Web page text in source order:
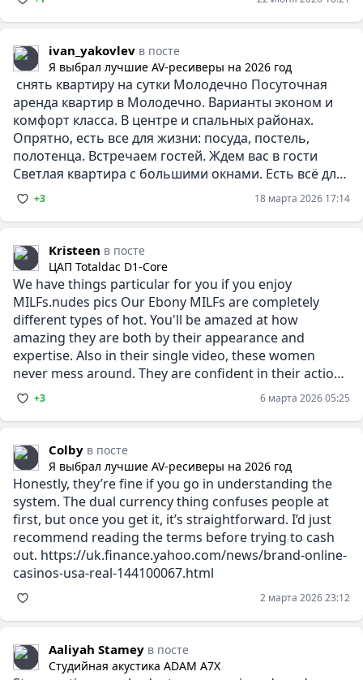
ivan_yakovlev в посте
Я выбрал лучшие AV-ресиверы на 2026 год
снять квартиру на сутки Молодечно Посуточная
аренда квартир в Молодечно. Варианты эконом и
комфорт класса. В центре и спальных районах.
Опрятно, есть все для жизни: посуда, постель,
полотенца. Встречаем гостей. Ждем вас в гости
Светлая квартира с большими окнами. Есть всё для
приготовления еды.
+3 18 марта 2026 17:14
Kristeen в посте
ЦАП Totaldac D1-Core
We have things particular for you if you enjoy
MILFs.nudes pics Our Ebony MILFs are completely
different types of hot. You'll be amazed at how
amazing they are both by their appearance and
expertise. Also in their single video, these women
never mess around. They are confident in their actions
and +3 6 марта 2026 05:25
Colby в посте
Я выбрал лучшие AV-ресиверы на 2026 год
Honestly, they’re fine if you go in understanding the
system. The dual currency thing confuses people at
first, but once you get it, it’s straightforward. I’d just
recommend reading the terms before trying to cash
out. https://uk.finance.yahoo.com/news/brand-online-
casinos-usa-real-144100067.html
2 марта 2026 23:12
Aaliyah Stamey в посте
Студийная акустика ADAM A7X